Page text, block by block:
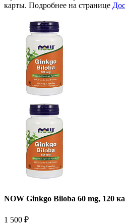
карты. Подробнее на странице
NOW Ginkgo Biloba 60 mg, 120
1 500 ₽